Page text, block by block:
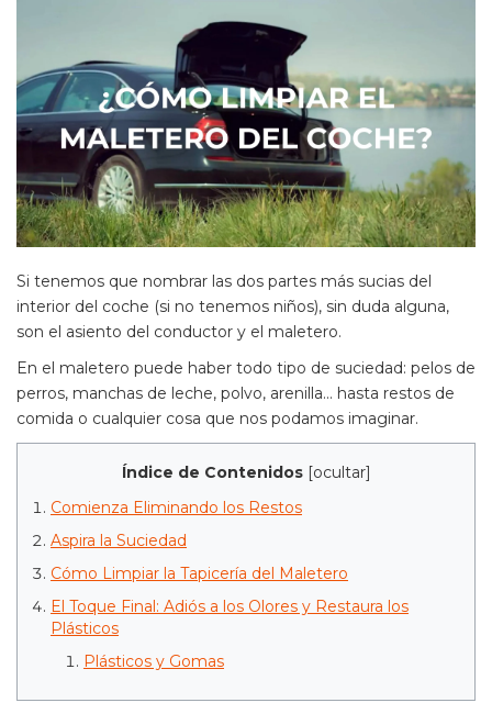
Si tenemos que nombrar las dos partes más sucias del
interior del coche (si no tenemos niños), sin duda alguna,
son el asiento del conductor y el maletero.
En el maletero puede haber todo tipo de suciedad: pelos de
perros, manchas de leche, polvo, arenilla... hasta restos de
comida o cualquier cosa que nos podamos imaginar.
Índice de Contenidos[ocultar]
Comienza Eliminando los Restos
Aspira la Suciedad
Cómo Limpiar la Tapicería del Maletero
El Toque Final: Adiós a los Olores y Restaura los
Plásticos
Plásticos y Gomas